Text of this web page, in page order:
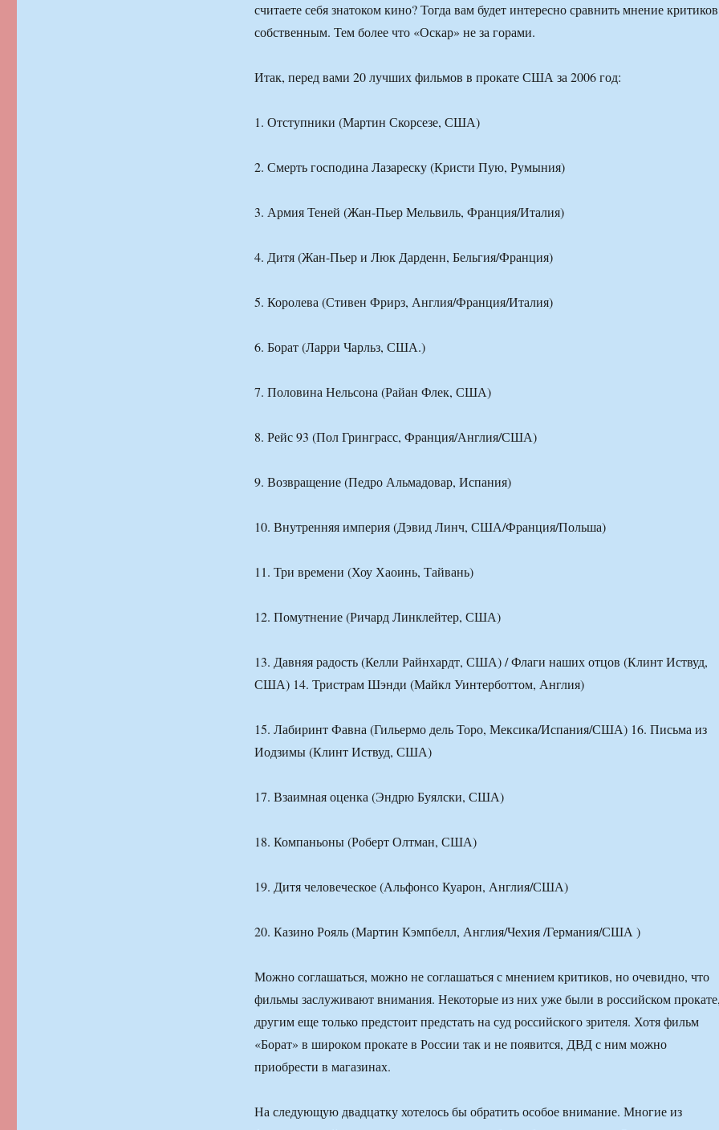
считаете себя знатоком кино? Тогда вам будет интересно сравнить мнение
собственным. Тем более что «Оскар» не за горами.
Итак, перед вами 20 лучших фильмов в прокате США за 2006 год:
1. Отступники (Мартин Скорсезе, США)
2. Смерть господина Лазареску (Кристи Пую, Румыния)
3. Армия Теней (Жан-Пьер Мельвиль, Франция/Италия)
4. Дитя (Жан-Пьер и Люк Дарденн, Бельгия/Франция)
5. Королева (Стивен Фрирз, Англия/Франция/Италия)
6. Борат (Ларри Чарльз, США.)
7. Половина Нельсона (Райан Флек, США)
8. Рейс 93 (Пол Гринграсс, Франция/Англия/США)
9. Возвращение (Педро Альмадовар, Испания)
10. Внутренняя империя (Дэвид Линч, США/Франция/Польша)
11. Три времени (Хоу Хаоинь, Тайвань)
12. Помутнение (Ричард Линклейтер, США)
13. Давняя радость (Келли Райнхардт, США) / Флаги наших отцов (Клинт Иствуд,
США) 14. Тристрам Шэнди (Майкл Уинтерботтом, Англия)
15. Лабиринт Фавна (Гильермо дель Торо, Мексика/Испания/США) 16. Письма из
Иодзимы (Клинт Иствуд, США)
17. Взаимная оценка (Эндрю Буялски, США)
18. Компаньоны (Роберт Олтман, США)
19. Дитя человеческое (Альфонсо Куарон, Англия/США)
20. Казино Рояль (Мартин Кэмпбелл, Англия/Чехия /Германия/США )
Можно соглашаться, можно не соглашаться с мнением критиков, но очевидно, что
фильмы заслуживают внимания. Некоторые из них уже были в российском
другим еще только предстоит предстать на суд российского зрителя. Хотя фильм
«Борат» в широком прокате в России так и не появится, ДВД с ним можно
приобрести в магазинах.
На следующую двадцатку хотелось бы обратить особое внимание. Многие из